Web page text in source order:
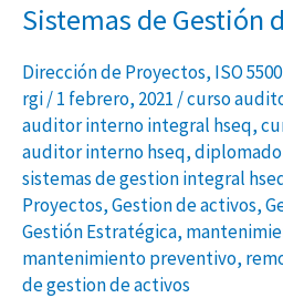
Sistemas de Gestión
Dirección de Proyectos, ISO
rgi/1 febrero, 2021 /curso
auditor interno integral hseq,
auditor interno hseq,
sistemas de gestion integral
Proyectos,Gestion de activos,
Gestión Estratégica,
mantenimiento preventivo,
de gestion de activos